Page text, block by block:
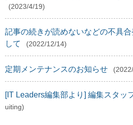
(2023/4/19)
記事の続きが読めないなどの不具
して
(2022/12/14)
定期メンテナンスのお知らせ
[IT Leaders編集部より] 編集スタッ
uiting)